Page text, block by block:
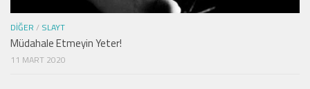
DIĞER / SLAYT
Müdahale Etmeyin Yeter!
11 MART 2020